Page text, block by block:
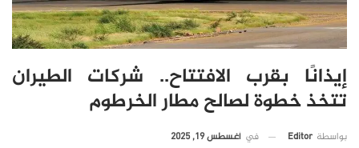
إيذانًا بقرب الافتتاح.. شركات الطيران
تتخذ خطوة لصالح مطار الخرطوم
بواسطة Editor في أغسطس 19, 2025